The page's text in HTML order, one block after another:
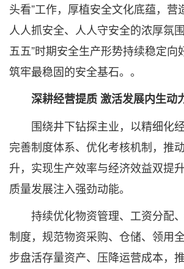
头看”工作，厚植安全文化底蕴，营
人人抓安全、人人守安全的浓厚氛
五五”时期安全生产形势持续稳定向
筑牢最稳固的安全基石。。
深耕经营提质 激活发展内生动
围绕井下钻探主业，以精细化经
完善制度体系、优化考核机制，推
升，实现生产效率与经济效益双提
质量发展注入强劲动能。
持续优化物资管理、工资分配
制度，规范物资采购、仓储、领用
步盘活存量资产、压降运营成本，